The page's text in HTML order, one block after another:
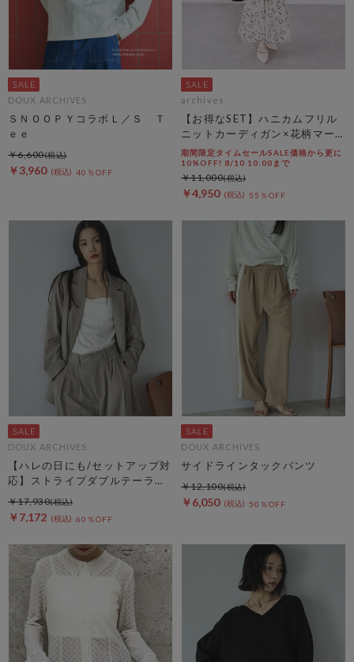
DOUX ARCHIVES
ＳＮＯＯＰＹコラボＬ／Ｓ Ｔ
ｅｅ
￥3,960 40％OFF
￥6,600
archives
【お得なSET】ハニカムフリル
ニットカーディガン×花柄マー
メイドキャミｏｐＳＥＴ
期間限定タイムセールSALE価格から更に
10%OFF! 8/10 10:00まで
￥4,950 55％OFF
￥11,000
DOUX ARCHIVES
【ハレの日にも/セットアップ対
応】ストライプダブルテーラー
ドジャケット
￥7,172 60％OFF
￥17,930
DOUX ARCHIVES
サイドラインタックパンツ
￥6,050 50％OFF
￥12,100